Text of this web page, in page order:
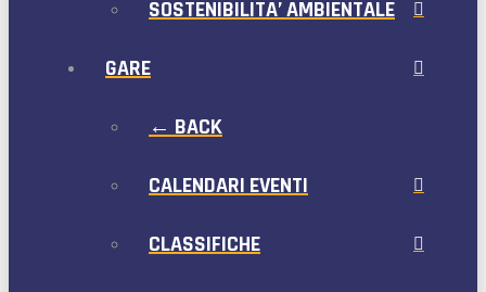
SOSTENIBILITA’ AMBIENTALE
GARE
← BACK
CALENDARI EVENTI
CLASSIFICHE